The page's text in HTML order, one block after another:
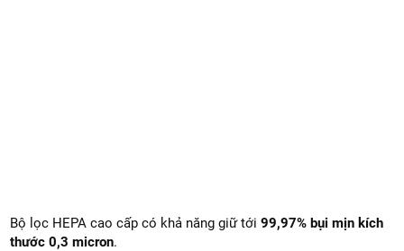
Bộ lọc HEPA cao cấp có khả năng giữ tới99,97% bụi mịn kích
thước 0,3 micron.